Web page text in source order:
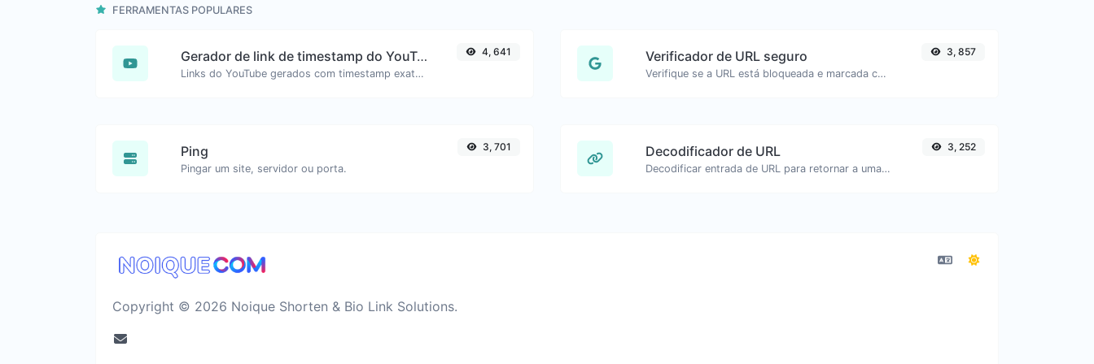
FERRAMENTAS POPULARES
Gerador de link de timestamp do YouTube
Links do YouTube gerados com timestamp exato, útil para usuários de dispositivos móveis.
4, 641 Verificador de URL seguro
Verifique se a URL está bloqueada e marcada como segura/insegura pelo Google.
3, 857
Ping
Pingar um site, servidor ou porta.
3, 701 Decodificador de URL
Decodificar entrada de URL para retornar a uma string normal.
3, 252
Copyright © 2026 Noique Shorten & Bio Link Solutions.